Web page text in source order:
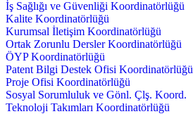
İş Sağlığı ve Güvenliği Koordinatörlüğü
Kalite Koordinatörlüğü
Kurumsal İletişim Koordinatörlüğü
Ortak Zorunlu Dersler Koordinatörlüğü
ÖYP Koordinatörlüğü
Patent Bilgi Destek Ofisi Koordinatörlüğü
Proje Ofisi Koordinatörlüğü
Sosyal Sorumluluk ve Gönl. Çlş. Koord.
Teknoloji Takımları Koordinatörlüğü